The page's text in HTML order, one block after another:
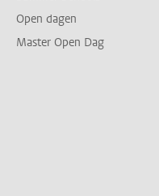
Open dagen
Master Open Dag